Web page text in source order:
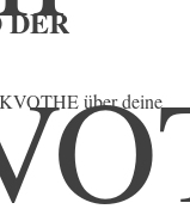
über deine